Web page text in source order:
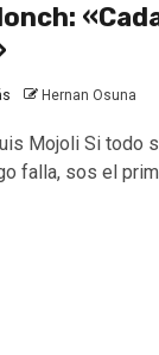
Hernan Osuna
Mojoli Si todo
falla, sos el